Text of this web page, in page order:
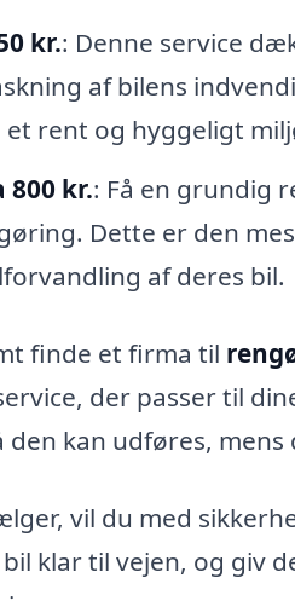
kr.: Denne service
af bilens
rent og hyggeligt
kr.: Få en grundig
Dette er den
af deres bil.
finde et firma til
der passer til
kan udføres, mens
vil du med
klar til vejen, og giv